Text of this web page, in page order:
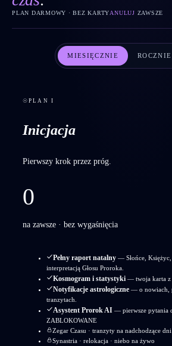
PLAN DARMOWY · BEZ KARTY ANULUJ ZAWSZE
MIESIĘCZNIE
☉PLAN I
Inicjacja
Pierwszy krok przez próg.
0
na zawsze · bez wygaśnięcia
Pełny raport natalny — Słońce,
interpretacją Głosu Proroka.
Kosmogram i statystyki — twoja karta z
Notyfikacje astrologiczne — o nowiach,
tranzytach.
Asystent Prorok AI — pierwsze pytania
ZABLOKOWANE
Zegar Czasu · tranzyty na nadchodzące dni
Synastria · relokacja · niebo na żywo